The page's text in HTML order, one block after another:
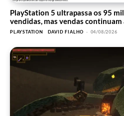
PlayStation 5 ultrapassa os 95
vendidas, mas vendas continuam
PLAYSTATION DAVID FIALHO - 04/08/2026